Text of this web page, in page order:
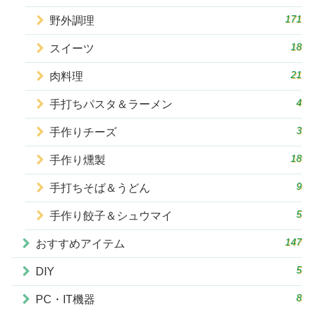
野外調理 171
スイーツ 18
肉料理 21
手打ちパスタ＆ラーメン 4
手作りチーズ 3
手作り燻製 18
手打ちそば＆うどん 9
手作り餃子＆シュウマイ 5
おすすめアイテム 147
DIY 5
PC・IT機器 8